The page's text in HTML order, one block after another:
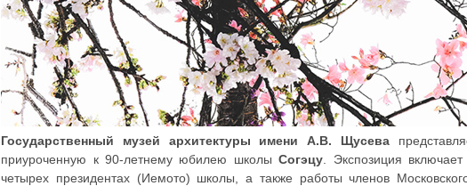
Государственный музей архитектуры имени А.В. Щусева
приуроченную к 90-летнему юбилею школыСогэцу . Экспозиция
четырех президентах (Иемото) школы, а также работы членов